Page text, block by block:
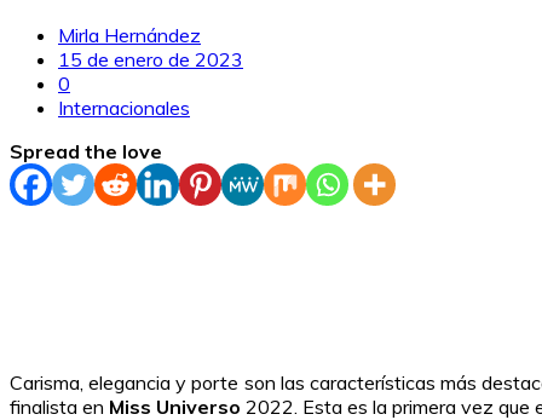
Mirla Hernández
15 de enero de 2023
0
Internacionales
Spread the love
Carisma, elegancia y porte son las características más
finalista en Miss Universo 2022. Esta es la primera vez que